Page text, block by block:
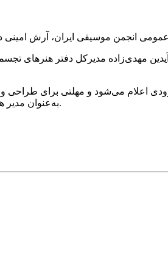
آیدین مهدی‌زاده مدیرکل دفتر
اعلام می‌شود و مهلتی برای طراحی
به‌عنوان مدیر هنری انتخاب می‌شود. همچنین نمایشگاهی از آثار ارسال‌شده برگزار خواهد شد که جزئیات آن در روزهای آینده اطلاع‌رسانی می‌شود.